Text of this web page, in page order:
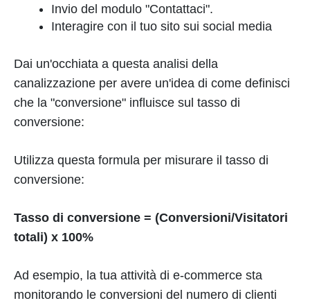
Invio del modulo "Contattaci".
Interagire con il tuo sito sui social media
Dai un'occhiata a questa analisi della
canalizzazione per avere un'idea di come definisci
che la "conversione" influisce sul tasso di
conversione:
Utilizza questa formula per misurare il tasso di
conversione:
Tasso di conversione = (Conversioni/Visitatori
totali) x 100%
Ad esempio, la tua attività di e-commerce sta
monitorando le conversioni del numero di clienti